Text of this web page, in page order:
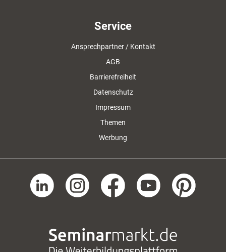
Service
Ansprechpartner / Kontakt
AGB
Barrierefreiheit
Datenschutz
Impressum
Themen
Werbung